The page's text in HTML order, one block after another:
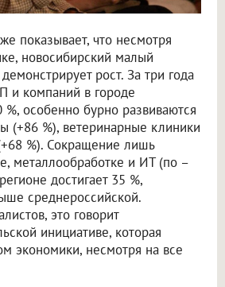
показывает, что несмотря
новосибирский малый
рост. За три года
и компаний в городе
%, особенно бурно развиваются
(+86 %), ветеринарные клиники
%). Сокращение лишь
металлообработке и ИТ (по –
достигает 35 %,
среднероссийской.
это говорит
инициативе, которая
экономики, несмотря на все